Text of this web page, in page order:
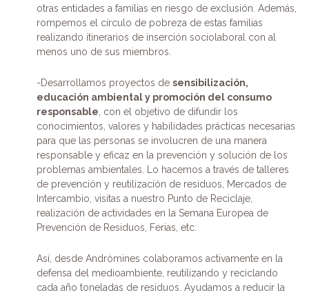
otras entidades a familias en riesgo de exclusión. Además,
rompemos el círculo de pobreza de estas familias
realizando itinerarios de inserción sociolaboral con al
menos uno de sus miembros.
-Desarrollamos proyectos de sensibilización,
educación ambiental y promoción del consumo
responsable , con el objetivo de difundir los
conocimientos, valores y habilidades prácticas necesarias
para que las personas se involucren de una manera
responsable y eficaz en la prevención y solución de los
problemas ambientales. Lo hacemos a través de talleres
de prevención y reutilización de residuos, Mercados de
Intercambio, visitas a nuestro Punto de Reciclaje,
realización de actividades en la Semana Europea de
Prevención de Residuos, Ferias, etc.
Así, desde Andròmines colaboramos activamente en la
defensa del medioambiente, reutilizando y reciclando
cada año toneladas de residuos. Ayudamos a reducir la